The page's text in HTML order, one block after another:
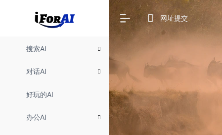
搜索AI
对话AI
好玩的AI
办公AI
网址提交